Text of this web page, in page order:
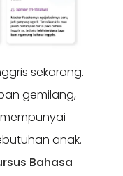
sekarang.
gemilang,
anak.
Bahasa